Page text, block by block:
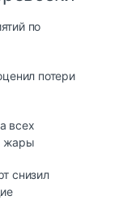
по
потери
всех
жары
снизил